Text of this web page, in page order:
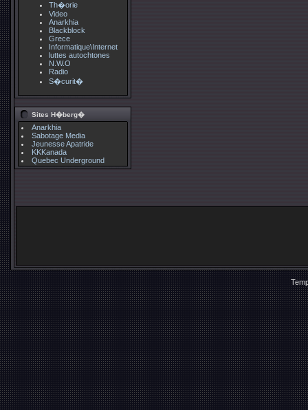
Th�orie
Video
Anarkhia
Blackblock
Grece
Informatique\Internet
luttes autochtones
N.W.O
Radio
S�curit�
Sites H�berg�
Anarkhia
Sabotage Media
Jeunesse Apatride
KKKanada
Quebec Underground